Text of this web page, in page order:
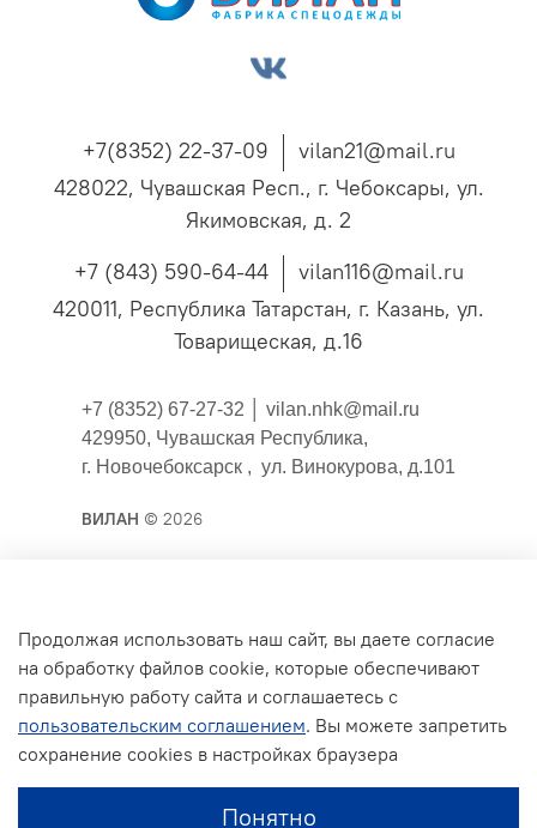
+7(8352) 22-37-09
vilan21@mail.ru
428022, Чувашская Респ., г. Чебоксары, ул.
Якимовская, д. 2
+7 (843) 590-64-44
vilan116@mail.ru
420011, Республика Татарстан, г. Казань, ул.
Товарищеская, д.16
+7 (8352) 67-27-32 │ vilan.nhk@mail.ru
429950, Чувашская Республика,
г. Новочебоксарск , ул. Винокурова, д.101
ВИЛАН © 2026
Публичная оферта
Согласие на обработку персональных данных для
сайта
Политика конфиденциальности
Условия обмена и возврата
Продолжая использовать наш сайт, вы даете согласие
на обработку файлов cookie, которые обеспечивают
правильную работу сайта и соглашаетесь с
пользовательским соглашением. Вы можете запретить
сохранение cookies в настройках браузера
Понятно